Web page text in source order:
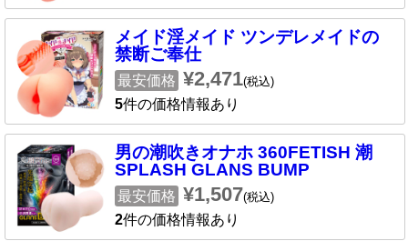
メイド淫メイド ツンデレメイドの
禁断ご奉仕
最安価格 ¥2,471(税込)
5件の価格情報あり
男の潮吹きオナホ 360FETISH 潮
SPLASH GLANS BUMP
最安価格 ¥1,507(税込)
2件の価格情報あり